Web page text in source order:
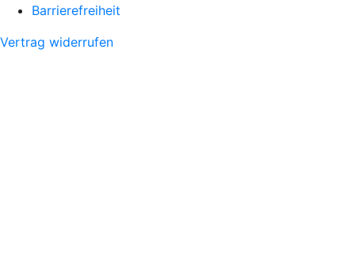
Barrierefreiheit
Vertrag widerrufen